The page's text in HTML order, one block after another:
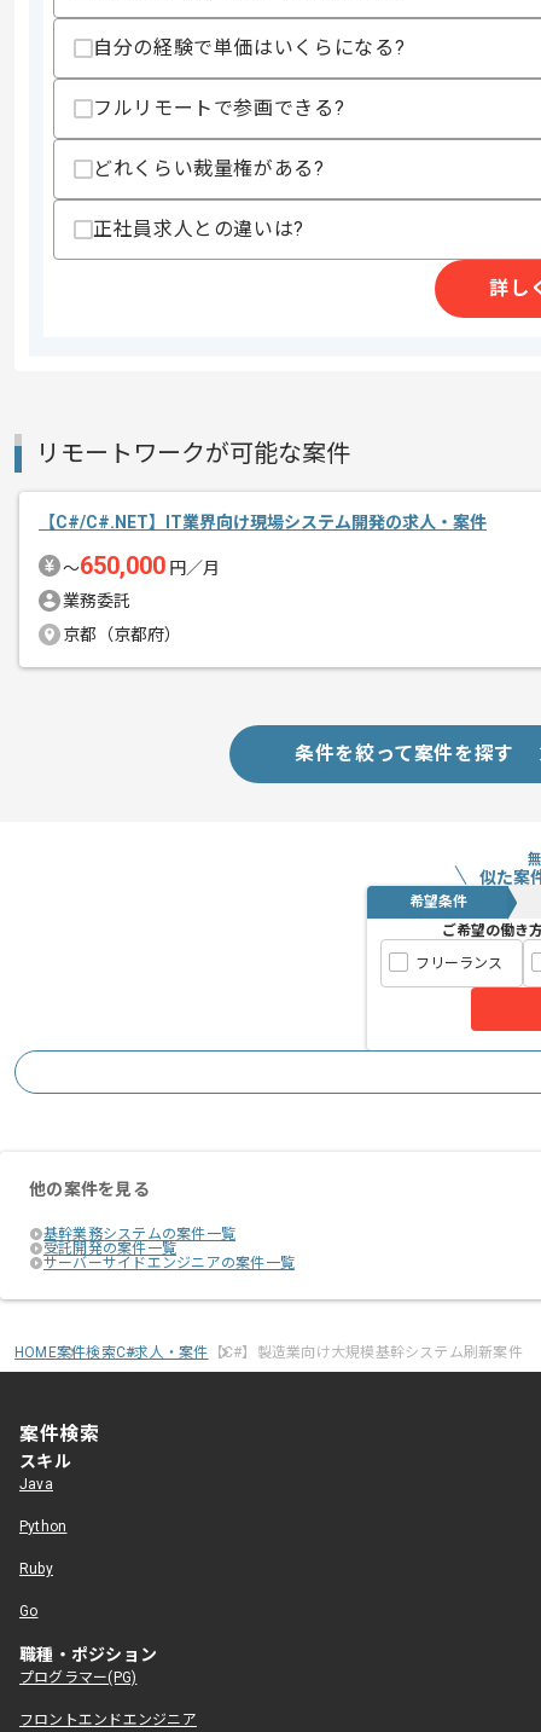
その他募集要項
商談回数
2回
募集人数
を展開している企業でございます。
今回は製造業向け大規模基幹システム
基本的には常駐での作業を見込んでおり
自分の経験で単価はいくらになる?
フルリモートで参画できる?
どれくらい裁量権がある?
正社員求人との違いは?
詳し
リモートワークが可能な案件
【C#/C#.NET】IT業界向け現場システム開発の求人・案件
〜650,000 円／月
業務委託
京都（京都府）
条件を絞って案件を探す
似た案
希望条件
ご希望の働き
フリーランス
他の案件を見る
基幹業務システムの案件一覧
受託開発の案件一覧
サーバーサイドエンジニアの案件一覧
HOME案件検索C#求人・案件 【C#】製造業向け大規模基幹システム刷新案件
案件検索
スキル
Java
Python
Ruby
Go
職種・ポジション
プログラマー(PG)
フロントエンドエンジニア